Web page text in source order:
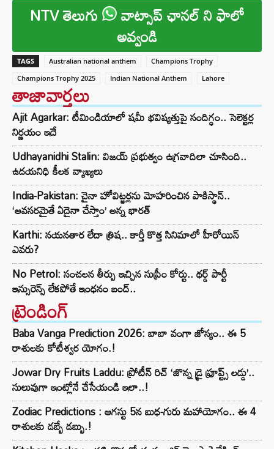
NTV తెలుగు వాట్సాప్ ఛానల్ ని ఫాలో
అవ్వండి
TAGS Australian national anthem
Champions Trophy
Champions Trophy 2025
Indian National Anthem Lahore
తాజావార్తలు
Ajit Agarkar: టీమిండియాలో షమీ భవిష్యత్తుపై సందిగ్ధం.. సెలెక్టర్ల
నిర్ణయం ఇదే
Udhayanidhi Stalin: విజయ్ ప్రభుత్వం ఉగ్రవాదిలా చూసింది..
ఉదయనిధి కీలక వ్యాఖ్యలు
India-Pakistan: చైనా హోవిట్జర్లను మోహరించిన పాకిస్థాన్..
‘అవసరమైతే ఏదైనా చేస్తాం’ అన్న భారత్
Karthi: నయనతార లేదా త్రిష.. కార్తీ కొత్త సినిమాలో హీరోయిన్
ఎవరు?
No Petrol: సంచలన తీర్పు ఇచ్చిన సుప్రీం కోర్టు.. థర్డ్ పార్టీ
ఇన్సురెన్స్ లేకపోతే ఇంధనం బంద్..
ట్రెండింగ్‌
Baba Vanga Prediction 2026: బాబా వంగా జోస్యం.. ఈ 5
రాశులకు కోటీశ్వర యోగం.!
Jowar Dry Fruits Laddu: ప్రోటీన్ రిచ్ ‘జొన్న డ్రై ఫ్రూప్ట్స్ లడ్డు’..
సులువుగా ఇంట్లోనే చేసేయండి ఇలా..!
Zodiac Predictions : ఆగస్టు 5న బుధ-గురు మహాయోగం.. ఈ 4
రాశులకు డబ్బే డబ్బు.!